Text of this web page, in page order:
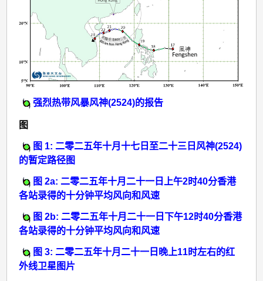
强烈热带风暴风神(2524)的报告
图
图 1: 二零二五年十月十七日至二十三日风神(2524)
的暂定路径图
图 2a: 二零二五年十月二十一日上午2时40分香港
各站录得的十分钟平均风向和风速
图 2b: 二零二五年十月二十一日下午12时40分香港
各站录得的十分钟平均风向和风速
图 3: 二零二五年十月二十一日晚上11时左右的红
外线卫星图片